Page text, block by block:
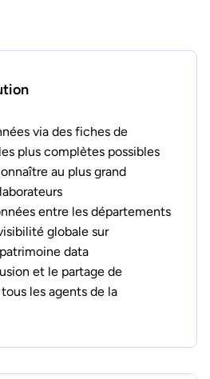
via des fiches de
plus complètes possibles
au plus grand
entre les départements
globale sur
data
et le partage de
les agents de la